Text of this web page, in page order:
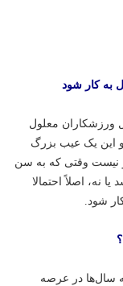
به کار شود
ورزشکاران معلول
این یک عیب بزرگ
است و اشکار نیست وقتی که به سن
نه، اصلاً احتمالا
شود.
سال‌ها در عرصه